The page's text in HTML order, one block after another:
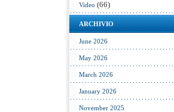
Video (66)
ARCHIVIO
June 2026
May 2026
March 2026
January 2026
November 2025